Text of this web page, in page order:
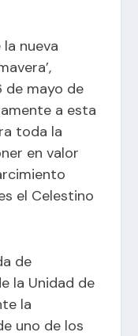
nueva
de mayo de
a esta
toda la
en valor
el Celestino
de
la Unidad de
la
uno de los